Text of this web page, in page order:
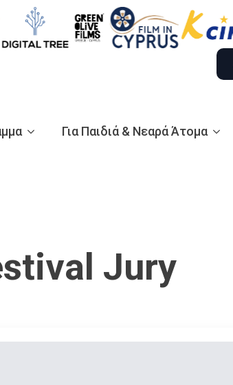
Για Παιδιά & Νεαρά Άτομα
Jury